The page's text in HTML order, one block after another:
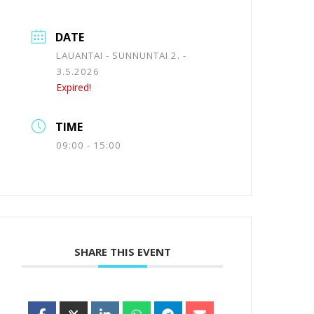
DATE
LAUANTAI - SUNNUNTAI 2. -
3.5.2026
Expired!
TIME
09:00 - 15:00
SHARE THIS EVENT